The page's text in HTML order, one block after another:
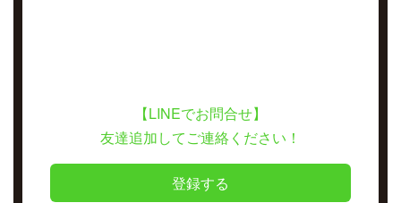
【LINEでお問合せ】
友達追加してご連絡ください！
登録する